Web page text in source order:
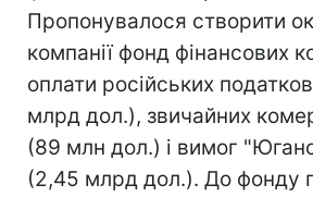
Пропонувалося створити
компанії фонд фінансових
оплати російських
млрд дол.), звичайних
(89 млн дол.) і вимог
(2,45 млрд дол.). До фонду